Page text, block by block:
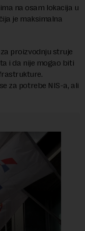
na osam lokacija u
je maksimalna
proizvodnju struje
i da nije mogao biti
za potrebe NIS-a, ali